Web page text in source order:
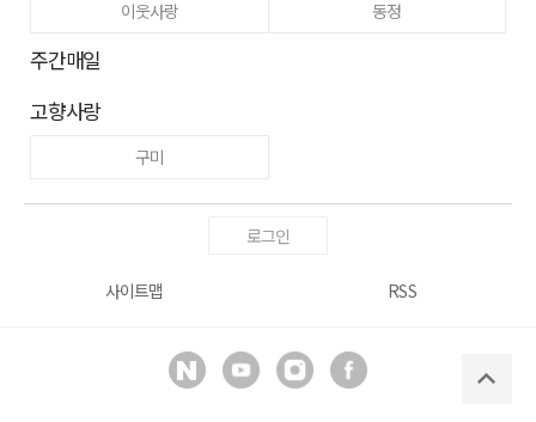
이웃사랑
동정
주간매일
고향사랑
구미
로그인
사이트맵 RSS